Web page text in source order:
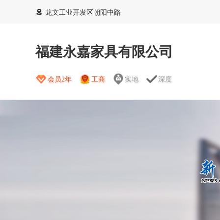
龙文工业开发区朝阳中路
福建永嘉家具有限公司
会员2年 工商 实地 深度